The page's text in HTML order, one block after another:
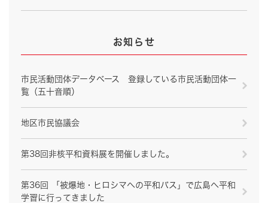
お知らせ
市民活動団体データベース 登録している市民活動団体一
覧（五十音順）
地区市民協議会
第38回非核平和資料展を開催しました。
第36回 「被爆地・ヒロシマへの平和バス」で広島へ平和
学習に行ってきました